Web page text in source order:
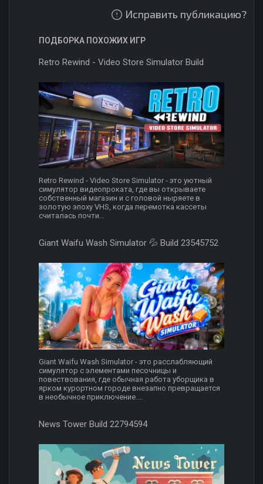
Исправить публикацию?
ПОДБОРКА ПОХОЖИХ ИГР
Retro Rewind - Video Store Simulator Build
Retro Rewind - Video Store Simulator - это уютный
симулятор видеопроката, где вы открываете
собственный магазин и с головой ныряете в
золотую эпоху VHS, когда перемотка кассеты
считалась почти...
Giant Waifu Wash Simulator 💦 Build 23545752
Giant Waifu Wash Simulator - это расслабляющий
симулятор с элементами песочницы и
повествования, где обычная работа уборщика в
ярком курортном городе внезапно превращается
в необычное приключение....
News Tower Build 22794594